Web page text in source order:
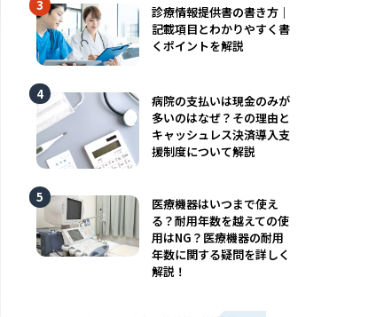
診療情報提供書の書き方｜
記載項目とわかりやすく書
くポイントを解説
病院の支払いは現金のみが
多いのはなぜ？その理由と
キャッシュレス決済導入支
援制度について解説
医療機器はいつまで使え
る？耐用年数を越えての使
用はNG？医療機器の耐用
年数に関する疑問を詳しく
解説！